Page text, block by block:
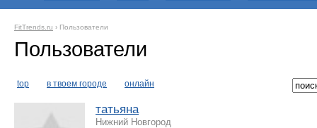
FitTrends.ru › Пользователи
Пользователи
top в твоем городе онлайн
татьяна
Нижний Новгород